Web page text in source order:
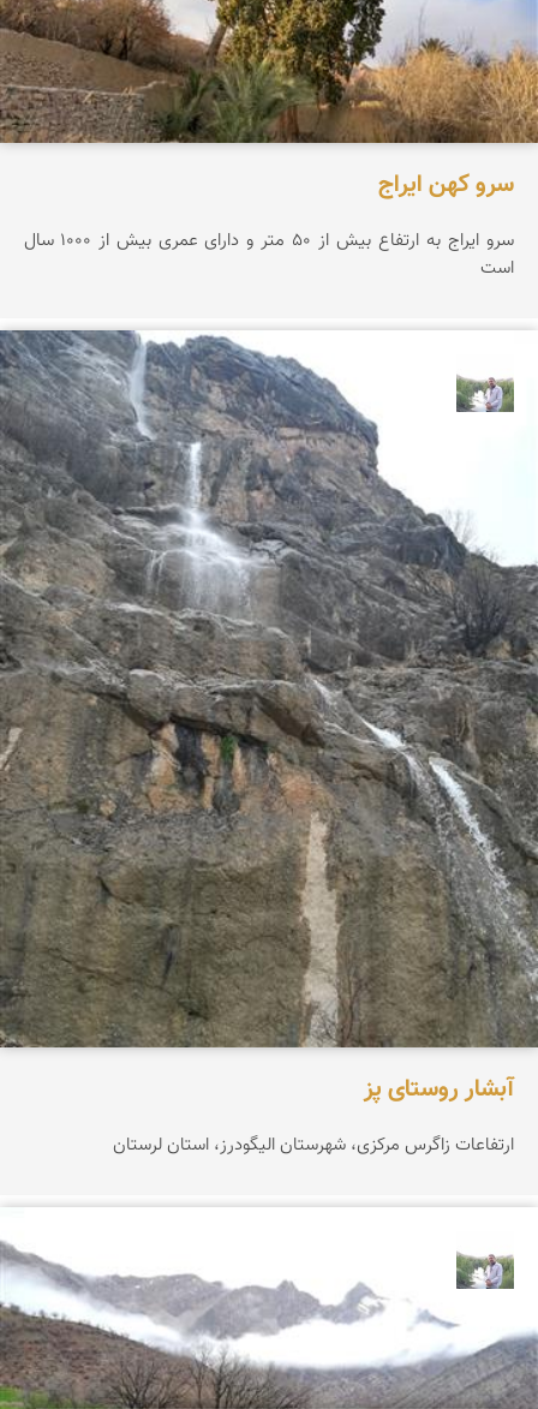
سرو کهن ایراج
سرو ایراج به ارتفاع بیش از ۵۰ متر و دارای عمری بیش از ۱۰۰۰ سال
است
آبشار روستای پز
ارتفاعات زاگرس مرکزی، شهرستان الیگودرز، استان لرستان